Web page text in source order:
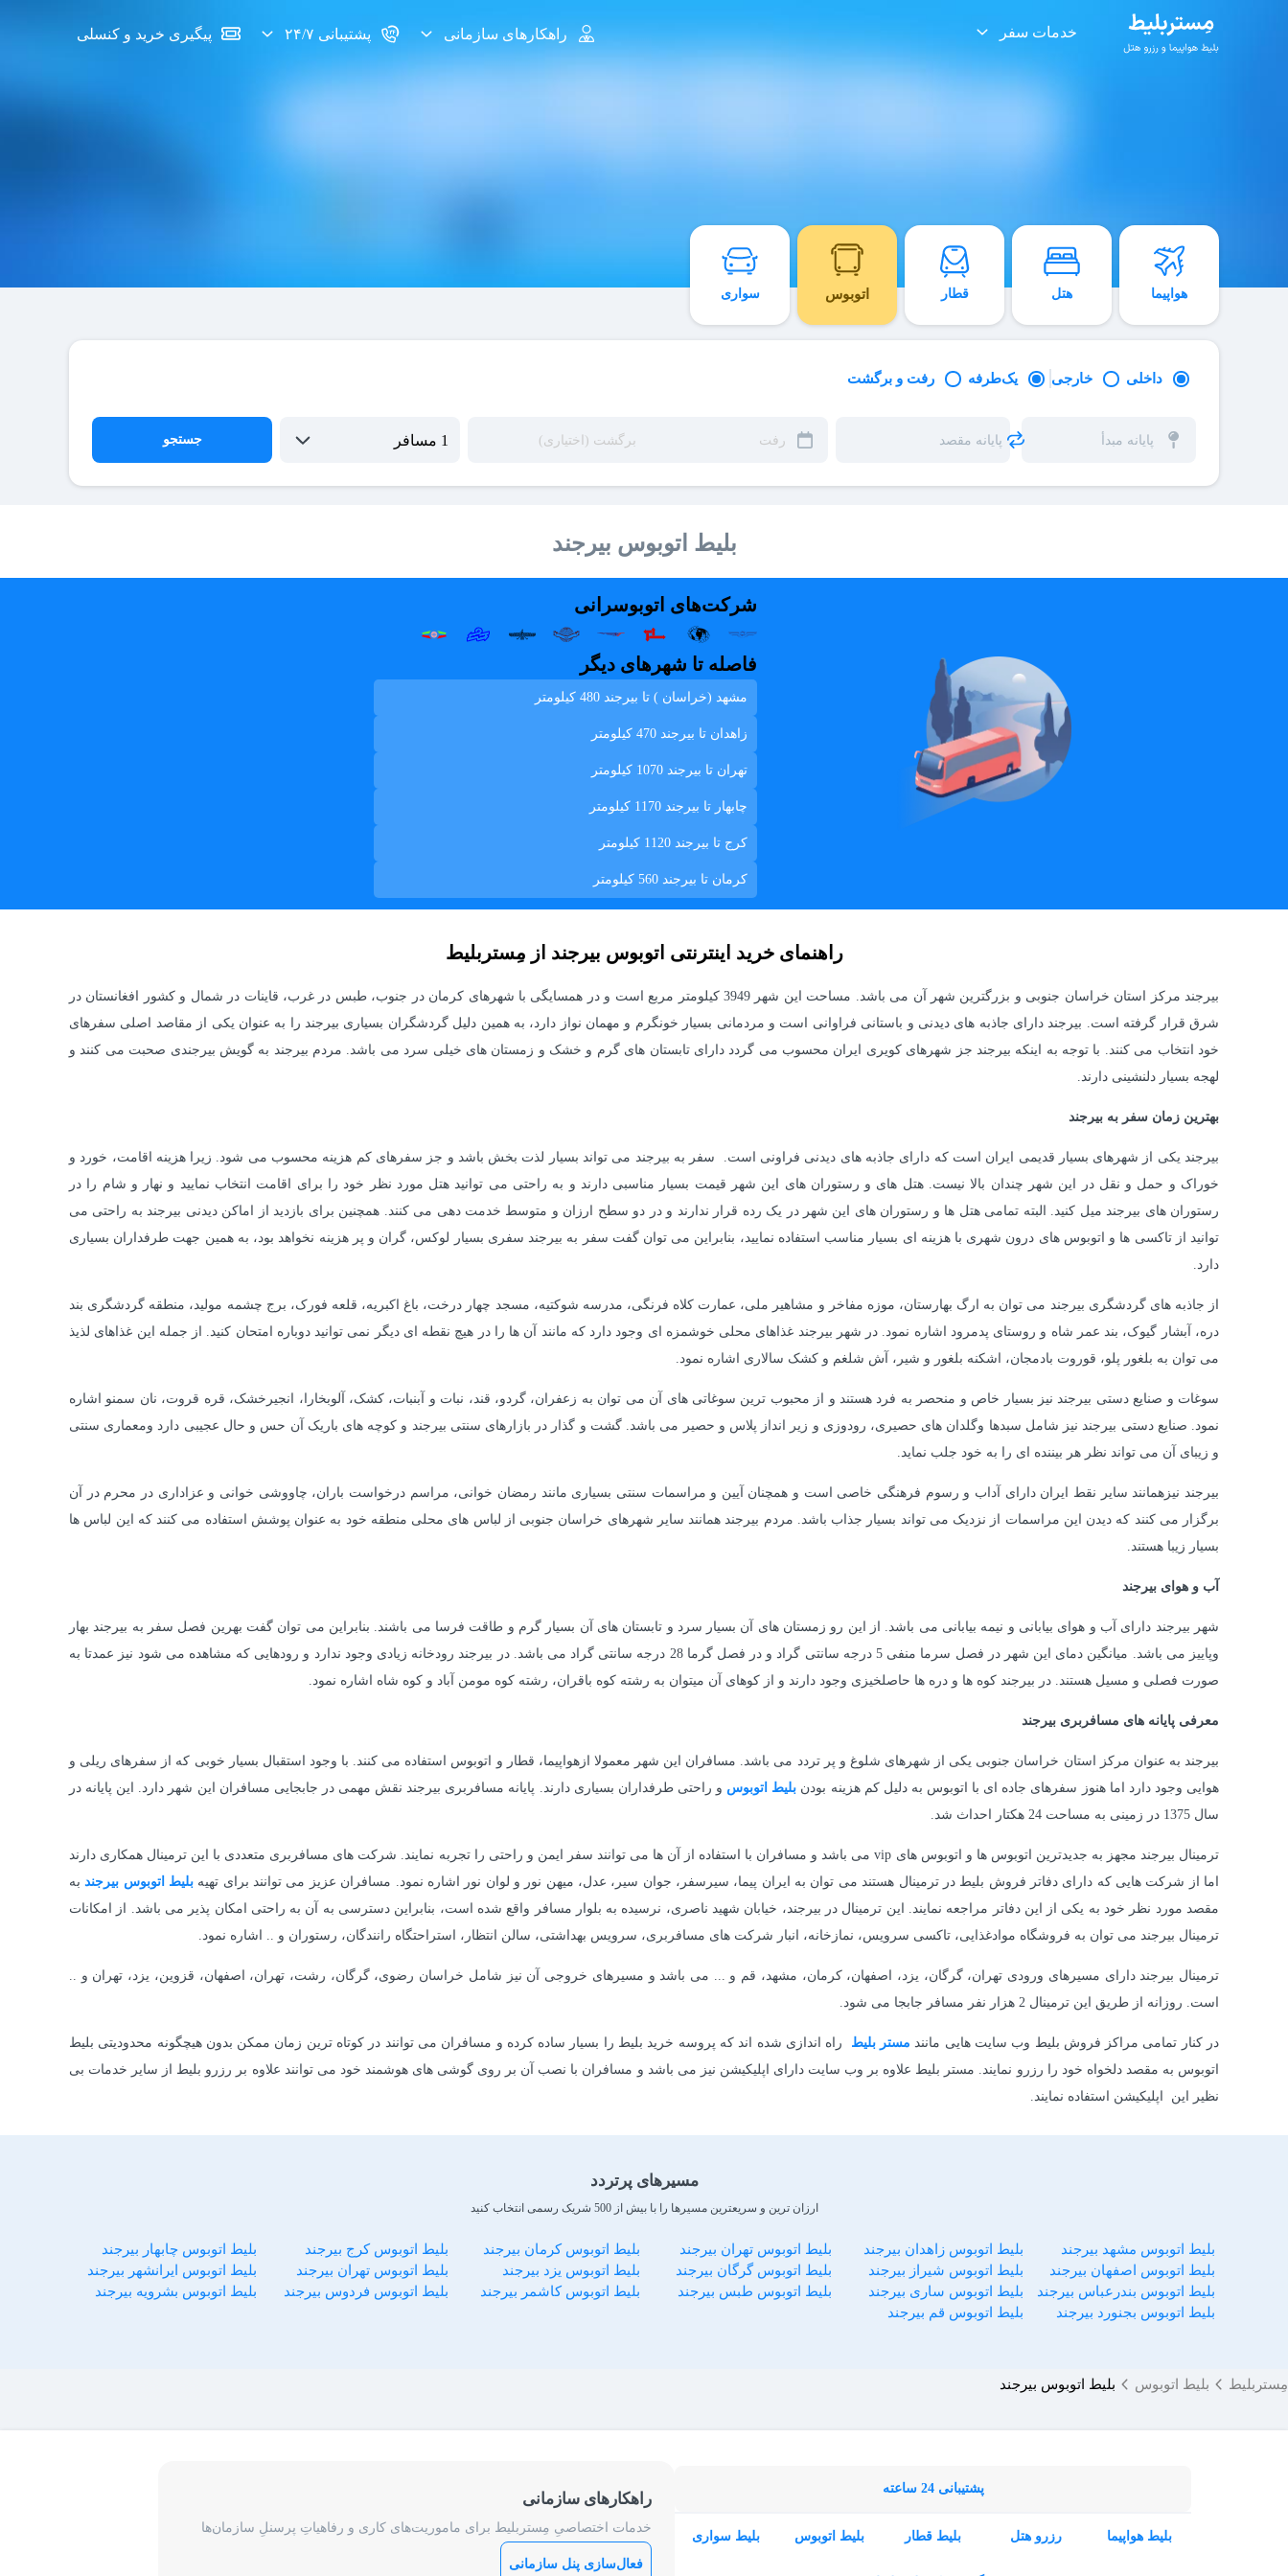
خدمات سفر راهکارهای سازمانی پشتیبانی ۲۴/۷ پیگیری خرید و کنسلی
هواپیما هتل قطار اتوبوس سواری
داخلی خارجی یک‌طرفه رفت و برگشت
جستجو
بلیط اتوبوس بیرجند
شرکت‌های اتوبوسرانی
فاصله تا شهرهای دیگر
مشهد (خراسان ) تا بیرجند 480 کیلومتر
زاهدان تا بیرجند 470 کیلومتر
تهران تا بیرجند 1070 کیلومتر
چابهار تا بیرجند 1170 کیلومتر
کرج تا بیرجند 1120 کیلومتر
کرمان تا بیرجند 560 کیلومتر
راهنمای خرید اینترنتی اتوبوس بیرجند از مِستربلیط
بیرجند مرکز استان خراسان جنوبی و بزرگترین شهر آن می باشد. مساحت این شهر 3949 کیلومتر مربع است و در همسایگی با شهرهای کرمان در جنوب، طبس در غرب، قاینات در شمال و کشور افغانستان در
شرق قرار گرفته است. بیرجند دارای جاذبه های دیدنی و باستانی فراوانی است و مردمانی بسیار خونگرم و مهمان نواز دارد، به همین دلیل گردشگران بسیاری بیرجند را به عنوان یکی از مقاصد اصلی سفرهای
خود انتخاب می کنند. با توجه به اینکه بیرجند جز شهرهای کویری ایران محسوب می گردد دارای تابستان های گرم و خشک و زمستان های خیلی سرد می باشد. مردم بیرجند به گویش بیرجندی صحبت می کنند و
لهجه بسیار دلنشینی دارند.
بهترین زمان سفر به بیرجند
بیرجند یکی از شهرهای بسیار قدیمی ایران است که دارای جاذبه های دیدنی فراونی است. سفر به بیرجند می تواند بسیار لذت بخش باشد و جز سفرهای کم هزینه محسوب می شود. زیرا هزینه اقامت، خورد و
خوراک و حمل و نقل در این شهر چندان بالا نیست. هتل های و رستوران های این شهر قیمت بسیار مناسبی دارند و به راحتی می توانید هتل مورد نظر خود را برای اقامت انتخاب نمایید و نهار و شام را در
رستوران های بیرجند میل کنید. البته تمامی هتل ها و رستوران های این شهر در یک رده قرار ندارند و در دو سطح ارزان و متوسط خدمت دهی می کنند. همچنین برای بازدید از اماکن دیدنی بیرجند به راحتی می
توانید از تاکسی ها و اتوبوس های درون شهری با هزینه ای بسیار مناسب استفاده نمایید، بنابراین می توان گفت سفر به بیرجند سفری بسیار لوکس، گران و پر هزینه نخواهد بود، به همین جهت طرفداران بسیاری
دارد.
از جاذبه های گردشگری بیرجند می توان به ارگ بهارستان، موزه مفاخر و مشاهیر ملی، عمارت کلاه فرنگی، مدرسه شوکتیه، مسجد چهار درخت، باغ اکبریه، قلعه فورک، برج چشمه مولید، منطقه گردشگری بند
دره، آبشار گیوک، بند عمر شاه و روستای پدمرود اشاره نمود. در شهر بیرجند غذاهای محلی خوشمزه ای وجود دارد که مانند آن ها را در هیچ نقطه ای دیگر نمی توانید دوباره امتحان کنید. از جمله این غذاهای لذیذ
می توان به بلغور پلو، قوروت بادمجان، اشکنه بلغور و شیر، آش شلغم و کشک سالاری اشاره نمود.
سوغات و صنایع دستی بیرجند نیز بسیار خاص و منحصر به فرد هستند و از محبوب ترین سوغاتی های آن می توان به زعفران، گردو، قند، نبات و آبنبات، کشک، آلوبخارا، انجیرخشک، قره قروت، نان سمنو اشاره
نمود. صنایع دستی بیرجند نیز شامل سبدها وگلدان های حصیری، رودوزی و زیر انداز پلاس و حصیر می باشد. گشت و گذار در بازارهای سنتی بیرجند و کوچه های باریک آن حس و حال عجیبی دارد ومعماری سنتی
و زیبای آن می تواند نظر هر بیننده ای را به خود جلب نماید.
بیرجند نیزهمانند سایر نقط ایران دارای آداب و رسوم فرهنگی خاصی است و همچنان آیین و مراسمات سنتی بسیاری مانند رمضان خوانی، مراسم درخواست باران، چاووشی خوانی و عزاداری در محرم در آن
برگزار می کنند که دیدن این مراسمات از نزدیک می تواند بسیار جذاب باشد. مردم بیرجند همانند سایر شهرهای خراسان جنوبی از لباس های محلی منطقه خود به عنوان پوشش استفاده می کنند که این لباس ها
بسیار زیبا هستند.
آب و هوای بیرجند
شهر بیرجند دارای آب و هوای بیابانی و نیمه بیابانی می باشد. از این رو زمستان های آن بسیار سرد و تابستان های آن بسیار گرم و طاقت فرسا می باشند. بنابراین می توان گفت بهرین فصل سفر به بیرجند بهار
وپاییز می باشد. میانگین دمای این شهر در فصل سرما منفی 5 درجه سانتی گراد و در فصل گرما 28 درجه سانتی گراد می باشد. در بیرجند رودخانه زیادی وجود ندارد و رودهایی که مشاهده می شود نیز عمدتا به
صورت فصلی و مسیل هستند. در بیرجند کوه ها و دره ها حاصلخیزی وجود دارند و از کوهای آن میتوان به رشته کوه باقران، رشته کوه مومن آباد و کوه شاه اشاره نمود.
معرفی پایانه های مسافربری بیرجند
بیرجند به عنوان مرکز استان خراسان جنوبی یکی از شهرهای شلوغ و پر تردد می باشد. مسافران این شهر معمولا ازهواپیما، قطار و اتوبوس استفاده می کنند. با وجود استقبال بسیار خوبی که از سفرهای ریلی و
هوایی وجود دارد اما هنوز سفرهای جاده ای با اتوبوس به دلیل کم هزینه بودن بلیط اتوبوس و راحتی طرفداران بسیاری دارند. پایانه مسافربری بیرجند نقش مهمی در جابجایی مسافران این شهر دارد. این پایانه در
سال 1375 در زمینی به مساحت 24 هکتار احداث شد.
ترمینال بیرجند مجهز به جدیدترین اتوبوس ها و اتوبوس های vip می باشد و مسافران با استفاده از آن ها می توانند سفر ایمن و راحتی را تجربه نمایند. شرکت های مسافربری متعددی با این ترمینال همکاری دارند
اما از شرکت هایی که دارای دفاتر فروش بلیط در ترمینال هستند می توان به ایران پیما، سیرسفر، جوان سیر، عدل، میهن نور و لوان نور اشاره نمود. مسافران عزیز می توانند برای تهیه بلیط اتوبوس بیرجندبه
مقصد مورد نظر خود به یکی از این دفاتر مراجعه نمایند. این ترمینال در بیرجند، خیابان شهید ناصری، نرسیده به بلوار مسافر واقع شده است، بنابراین دسترسی به آن به راحتی امکان پذیر می باشد. از امکانات
ترمینال بیرجند می توان به فروشگاه موادغذایی، تاکسی سرویس، نمازخانه، انبار شرکت های مسافربری، سرویس بهداشتی، سالن انتظار، استراحتگاه رانندگان، رستوران و .. اشاره نمود.
ترمینال بیرجند دارای مسیرهای ورودی تهران، گرگان، یزد، اصفهان، کرمان، مشهد، قم و ... می باشد و مسیرهای خروجی آن نیز شامل خراسان رضوی، گرگان، رشت، تهران، اصفهان، قزوین، یزد، تهران و ..
است. روزانه از طریق این ترمینال 2 هزار نفر مسافر جابجا می شود.
در کنار تمامی مراکز فروش بلیط وب سایت هایی مانند مستر بلیط
راه اندازی شده اند که پروسه خرید بلیط را بسیار ساده کرده و مسافران می توانند در کوتاه ترین زمان ممکن بدون هیچگونه محدودیتی بلیط
اتوبوس به مقصد دلخواه خود را رزرو نمایند. مستر بلیط علاوه بر وب سایت دارای اپلیکیشن نیز می باشد و مسافران با نصب آن بر روی گوشی های هوشمند خود می توانند علاوه بر رزرو بلیط از سایر خدمات بی
نظیر این اپلیکیشن استفاده نمایند.
مسیرهای پرتردد
ارزان ترین و سریعترین مسیرها را با بیش از 500 شریک رسمی انتخاب کنید
بلیط اتوبوس مشهد بیرجند بلیط اتوبوس زاهدان بیرجند بلیط اتوبوس تهران بیرجند بلیط اتوبوس کرمان بیرجند بلیط اتوبوس کرج بیرجند
بلیط اتوبوس چابهار بیرجند
بلیط اتوبوس اصفهان بیرجند
بلیط اتوبوس شیراز بیرجند بلیط اتوبوس گرگان بیرجند بلیط اتوبوس یزد بیرجند بلیط اتوبوس تهران بیرجند
بلیط اتوبوس ایرانشهر بیرجند
بلیط اتوبوس بندرعباس بیرجند
بلیط اتوبوس ساری بیرجند بلیط اتوبوس طبس بیرجند بلیط اتوبوس کاشمر بیرجند بلیط اتوبوس فردوس بیرجند
بلیط اتوبوس بشرویه بیرجند
بلیط اتوبوس بجنورد بیرجند
بلیط اتوبوس قم بیرجند
مِستربلیط بلیط اتوبوس بلیط اتوبوس بیرجند
پشتیبانی 24 ساعته
بلیط هواپیما رزرو هتل بلیط قطار بلیط اتوبوس بلیط سواری
راهکارهای سازمانی
خدمات اختصاصیِ مِستربلیط برای ماموریت‌های کاری و رفاهیاتِ پرسنلِ سازمان‌ها
فعال‌سازی پنل سازمانی